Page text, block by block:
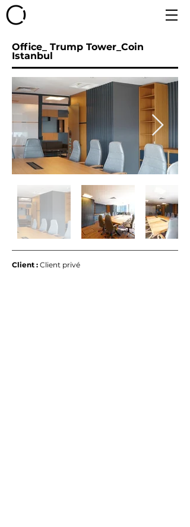
Office_ Trump Tower_Coin
Istanbul
Client : Client privé